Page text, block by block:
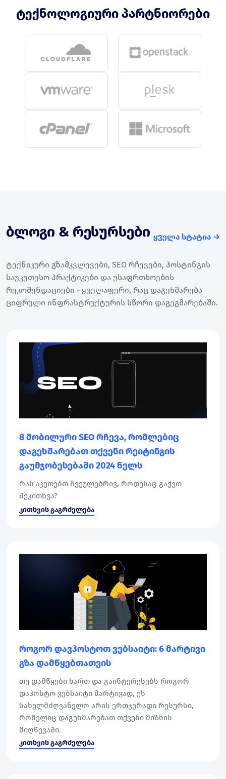
ტექნოლოგიური პარტნიორები
ბლოგი & რესურსები ყველა სტატია →
ტექნიკური გზამკვლევები, SEO რჩევები, ჰოსტინგის
საუკეთესო პრაქტიკები და უსაფრთხოების
რეკომენდაციები - ყველაფერი, რაც დაგეხმარება
ციფრული ინფრასტრუქტურის სწორი დაგეგმარებაში.
8 მობილური SEO რჩევა, რომლებიც
დაგეხმარებათ თქვენი რეიტინგის
გაუმჯობესებაში 2024 წელს
რას აკეთებთ ჩვეულებრივ, როდესაც გაქვთ
შეკითხვა?
კითხვის გაგრძელება
როგორ დავჰოსტოთ ვებსაიტი: 6 მარტივი
გზა დამწყებთათვის
თუ დამწყები ხართ და გაინტერესებს როგორ
დაჰოსტო ვებსაიტი მარტივად, ეს
სახელმძღვანელო არის ერთჯერადი რესურსი,
რომელიც დაგეხმარებათ თქვენი მიზნის
მიღწევაში.
კითხვის გაგრძელება